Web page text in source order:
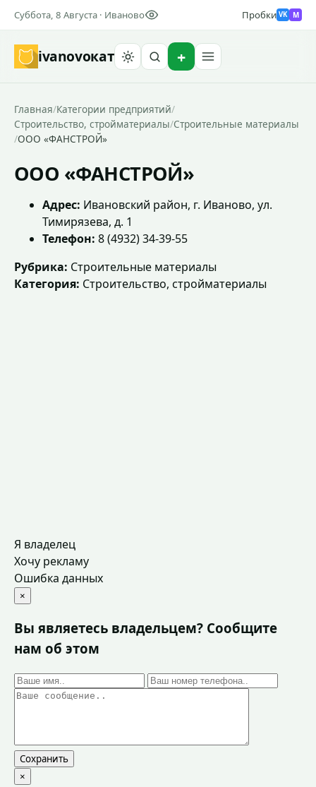
Суббота, 8 Августа · Иваново Пробки VK M
ivanovoкат
Главная/Категории предприятий/
Строительство, стройматериалы/Строительные материалы
/ООО «ФАНСТРОЙ»
ООО «ФАНСТРОЙ»
Адрес: Ивановский район, г. Иваново, ул.
Тимирязева, д. 1
Телефон: 8 (4932) 34-39-55
Рубрика: Строительные материалы
Категория: Строительство, стройматериалы
Я владелец
Хочу рекламу
Ошибка данных
×
Вы являетесь владельцем? Сообщите
нам об этом
Сохранить
×